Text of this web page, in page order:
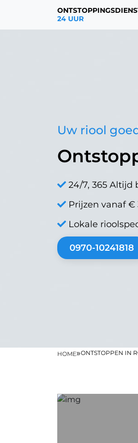
24 UUR
Uw riool
24/7, 365 Altijd
Prijzen vanaf €
Lokale
0970-10241818
HOME»ONTSTOPPEN IN